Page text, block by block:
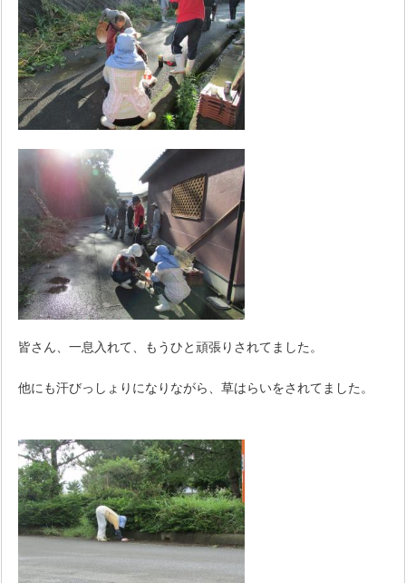
皆さん、一息入れて、もうひと頑張りされてました。
他にも汗びっしょりになりながら、草はらいをされてました。